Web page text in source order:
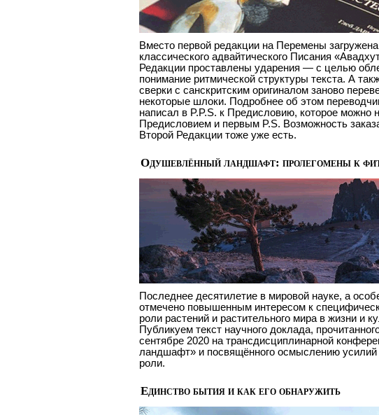
Вместо первой редакции на Перемены
классического адвайтического Писания
Редакции проставлены ударения — c целью
понимание ритмической структуры текста. А
сверки с санскритским оригиналом заново
некоторые шлоки. Подробнее об этом
написал в P.P.S. к Предисловию, которое можно
Предисловием и первым P.S. Возможность
Второй Редакции тоже уже есть.
Одушевлённый ландшафт: пролегомены к
Последнее десятилетие в мировой науке, а
отмечено повышенным интересом к
роли растений и растительного мира в жизни и
Публикуем текст научного доклада,
сентябре 2020 на трансдисциплинарной
ландшафт» и посвящённого осмыслению усилий
роли.
Единство бытия и как его обнаружить